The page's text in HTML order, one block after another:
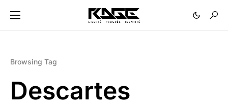
Browsing Tag
Descartes